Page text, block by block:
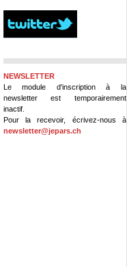
NEWSLETTER
Le module d'inscription à la
newsletter est temporairement
inactif.
Pour la recevoir, écrivez-nous à
newsletter@jepars.ch